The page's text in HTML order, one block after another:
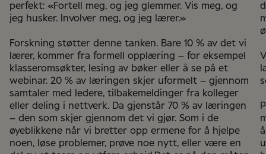
perfekt: «Fortell meg, og jeg glemmer. Vis meg, og
jeg husker. Involver meg, og jeg lærer.»
Forskning støtter denne tanken. Bare 10 % av det vi
lærer, kommer fra formell opplæring ­– for eksempel
klasseromsøkter, lesing av bøker eller å se på et
webinar. 20 % av læringen skjer uformelt – gjennom
samtaler med ledere, tilbakemeldinger fra kolleger
eller deling i nettverk. Da gjenstår 70 % av læringen
– den som skjer gjennom det vi gjør. Som i de
øyeblikkene når vi bretter opp ermene for å hjelpe
noen, løse problemer, prøve noe nytt, eller være en